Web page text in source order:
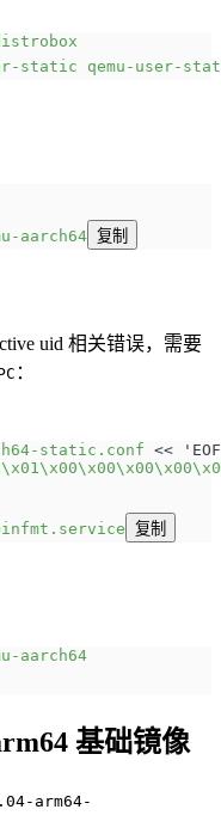
static qemu-user-
aarch64 复制
uid 相关错误，需要
：
static.conf <<
复制
aarch64
基础镜像
arm64-